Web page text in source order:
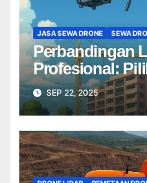
JASA SEWA DRONE SEWA
Perbandingan
Profesional:
Terbaik untuk
SEP 22, 2025